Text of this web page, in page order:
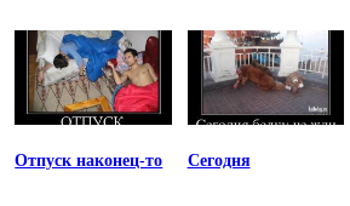
Отпуск наконец-то Сегодня